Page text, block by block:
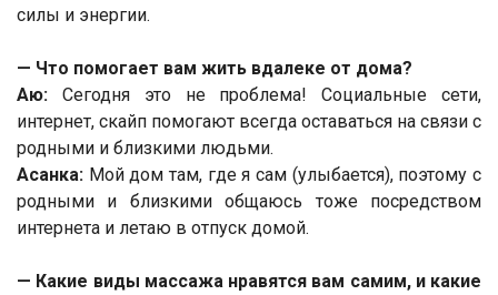
силы и энергии.
— Что помогает вам жить вдалеке от дома?
Аю: Сегодня это не проблема! Социальные сети,
интернет, скайп помогают всегда оставаться на связи с
родными и близкими людьми.
Асанка: Мой дом там, где я сам (улыбается), поэтому с
родными и близкими общаюсь тоже посредством
интернета и летаю в отпуск домой.
— Какие виды массажа нравятся вам самим, и какие